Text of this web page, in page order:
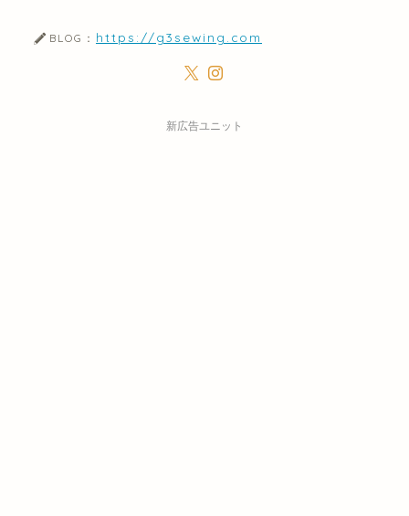
BLOG： https://g3sewing.com
新広告ユニット